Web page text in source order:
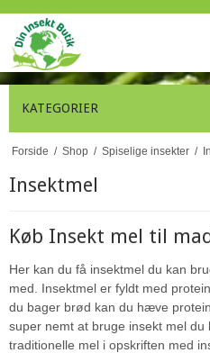
KATEGORIER
Forside / Shop / Spiselige insekter /
Insektmel
Køb Insekt mel til
Her kan du få insektmel du kan
med. Insektmel er fyldt med
du bager brød kan du hæve
super nemt at bruge insekt mel du
traditionelle mel i opskriften med